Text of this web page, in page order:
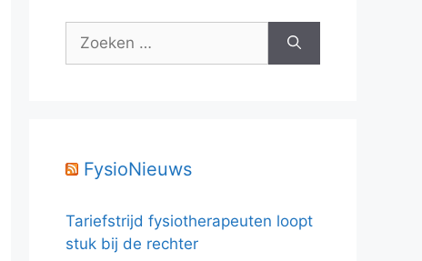
Zoek
FysioNieuws
Tariefstrijd fysiotherapeuten loopt
stuk bij de rechter